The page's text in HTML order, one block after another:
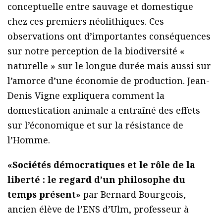
conceptuelle entre sauvage et domestique
chez ces premiers néolithiques. Ces
observations ont d’importantes conséquences
sur notre perception de la biodiversité «
naturelle » sur le longue durée mais aussi sur
l’amorce d’une économie de production. Jean-
Denis Vigne expliquera comment la
domestication animale a entraîné des effets
sur l’économique et sur la résistance de
l’Homme.
«Sociétés démocratiques et le rôle de la
liberté : le regard d’un philosophe du
temps présent» par Bernard Bourgeois,
ancien élève de l’ENS d’Ulm, professeur à